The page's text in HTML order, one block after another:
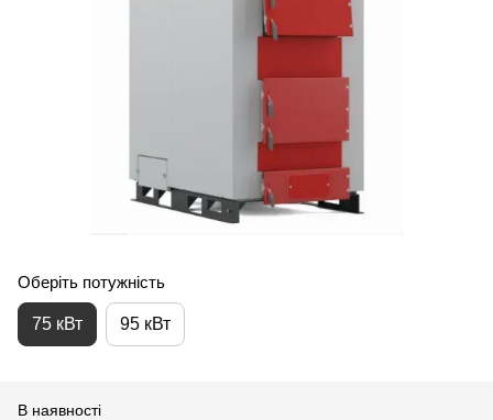
Оберіть потужність
75 кВт 95 кВт
В наявності